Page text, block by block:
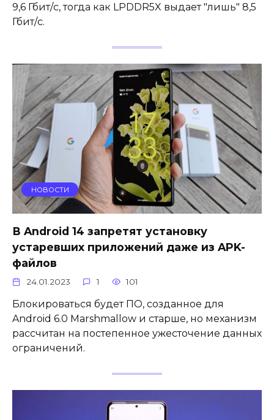
9,6 Гбит/с, тогда как LPDDR5X выдает "лишь" 8,5
Гбит/с.
НОВОСТИ
В Android 14 запретят установку
устаревших приложений даже из APK-
файлов
24.01.2023 1 101
Блокироваться будет ПО, созданное для
Android 6.0 Marshmallow и старше, но механизм
рассчитан на постепенное ужесточение данных
ограничений.